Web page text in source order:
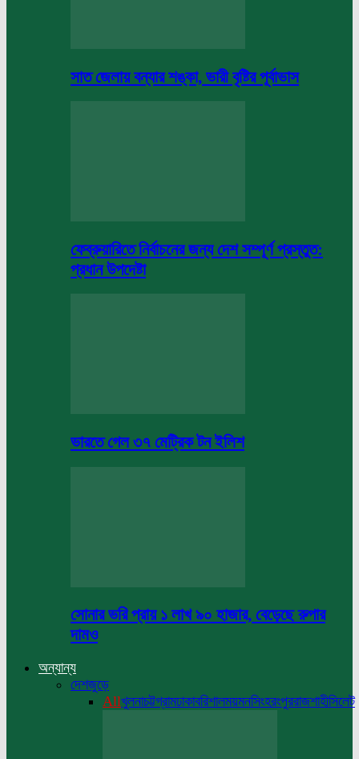
সাত জেলায় বন্যার শঙ্কা, ভারী বৃষ্টির পূর্বাভাস
ফেব্রুয়ারিতে নির্বাচনের জন্য দেশ সম্পূর্ণ প্রস্তুত:
প্রধান উপদেষ্টা
ভারতে গেল ৩৭ মেট্রিক টন ইলিশ
সোনার ভরি প্রায় ১ লাখ ৯০ হাজার, বেড়েছে রুপার
দামও
অন্যান্য
দেশজুড়ে
Allখুলনাচট্টগ্রামঢাকাবরিশালময়মনসিংহরংপুররাজশাহীসিলেট